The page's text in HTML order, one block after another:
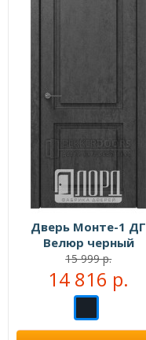
Дверь Монте-1 ДГ
Велюр черный
15 999 р.
14 816 р.